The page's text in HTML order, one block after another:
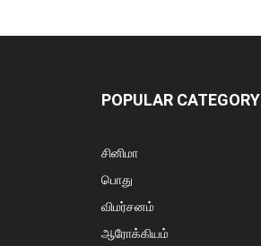
POPULAR CATEGORY
சினிமா
பொது
விமர்சனம்
ஆரோக்கியம்